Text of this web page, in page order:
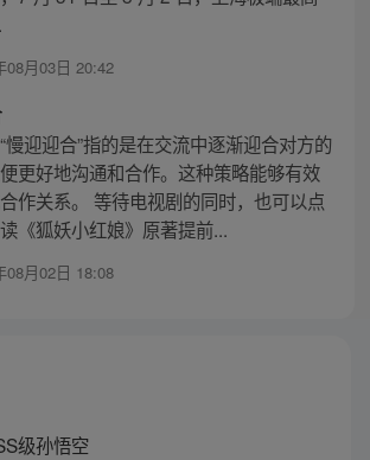
08月03日 20:42
慢迎迎合”指的是在交流中逐渐迎合对方的
更好地沟通和合作。这种策略能够有效
作关系。 等待电视剧的同时，也可以点
《狐妖小红娘》原著提前...
08月02日 18:08
级孙悟空